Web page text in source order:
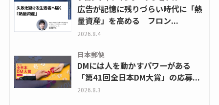
広告が記憶に残りづらい時代に「熱
量資産」を高める フロン...
2026.8.4
日本郵便
DMには人を動かすパワーがある
「第41回全日本DM大賞」の応募...
2026.8.3